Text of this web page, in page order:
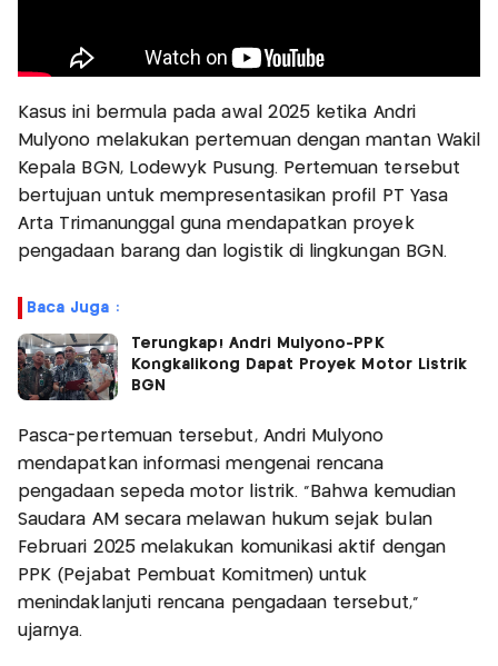
Kasus ini bermula pada awal 2025 ketika Andri
Mulyono melakukan pertemuan dengan mantan Wakil
Kepala BGN, Lodewyk Pusung. Pertemuan tersebut
bertujuan untuk mempresentasikan profil PT Yasa
Arta Trimanunggal guna mendapatkan proyek
pengadaan barang dan logistik di lingkungan BGN.
Baca Juga :
Terungkap! Andri Mulyono-PPK
Kongkalikong Dapat Proyek Motor Listrik
BGN
Pasca-pertemuan tersebut, Andri Mulyono
mendapatkan informasi mengenai rencana
pengadaan sepeda motor listrik. "Bahwa kemudian
Saudara AM secara melawan hukum sejak bulan
Februari 2025 melakukan komunikasi aktif dengan
PPK (Pejabat Pembuat Komitmen) untuk
menindaklanjuti rencana pengadaan tersebut,"
ujarnya.